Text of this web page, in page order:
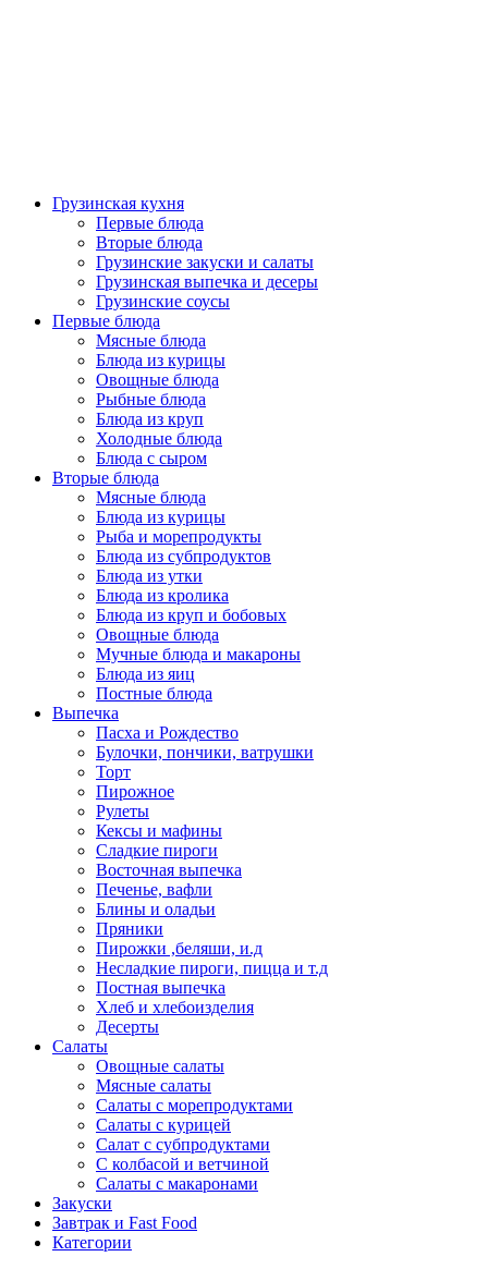
Грузинская кухня
Первые блюда
Вторые блюда
Грузинские закуски и салаты
Грузинская выпечка и десеры
Грузинские соусы
Первые блюда
Мясные блюда
Блюда из курицы
Овощные блюда
Рыбные блюда
Блюда из круп
Холодные блюда
Блюда с сыром
Вторые блюда
Мясные блюда
Блюда из курицы
Рыба и морепродукты
Блюда из субпродуктов
Блюда из утки
Блюда из кролика
Блюда из круп и бобовых
Овощные блюда
Мучные блюда и макароны
Блюда из яиц
Постные блюда
Выпечка
Пасха и Рождество
Булочки, пончики, ватрушки
Торт
Пирожное
Рулеты
Кексы и мафины
Сладкие пироги
Восточная выпечка
Печенье, вафли
Блины и оладьи
Пряники
Пирожки ,беляши, и.д
Несладкие пироги, пицца и т.д
Постная выпечка
Хлеб и хлебоизделия
Десерты
Салаты
Овощные салаты
Мясные салаты
Салаты с морепродуктами
Салаты с курицей
Салат с субпродуктами
С колбасой и ветчиной
Салаты с макаронами
Закуски
Завтрак и Fast Food
Категории